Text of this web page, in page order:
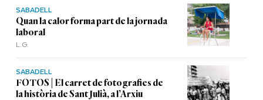
SABADELL
Quan la calor forma part de la jornada
laboral
L.G.
SABADELL
FOTOS | El carret de fotografies de
la història de Sant Julià, a l’Arxiu